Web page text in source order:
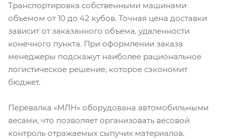
Транспортировка собственными машинами
объемом от 10 до 42 кубов. Точная цена доставки
зависит от заказанного объема, удаленности
конечного пункта. При оформлении заказа
менеджеры подскажут наиболее рациональное
логистическое решение, которое сэкономит
бюджет.
Перевалка «МЛН» оборудована автомобильными
весами, что позволяет организовать весовой
контроль отражаемых сыпучих материалов.